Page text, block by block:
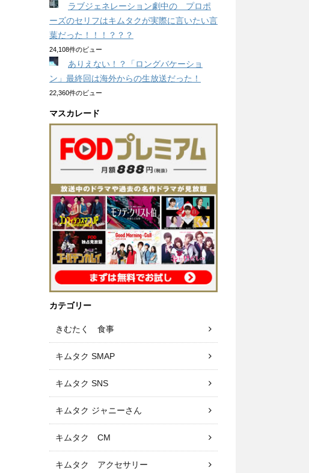
ラブジェネレーション劇中の プロポ
ーズのセリフはキムタクが実際に言いたい言
葉だった！！！？？？
24,108件のビュー
ありえない！？「ロングバケーショ
ン」最終回は海外からの生放送だった！
22,360件のビュー
マスカレード
カテゴリー
きむたく 食事
キムタク SMAP
キムタク SNS
キムタク ジャニーさん
キムタク CM
キムタク アクセサリー